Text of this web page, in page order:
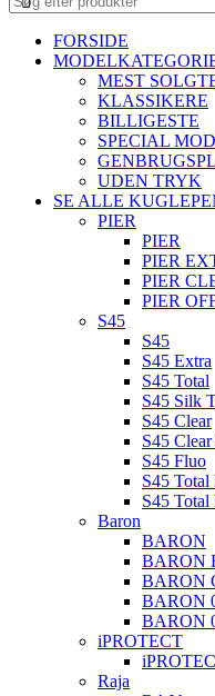
FORSIDE
MEST
KLASSIKERE
BILLIGESTE
SPECIAL
UDEN TRYK
SE ALLE
PIER
PIER
PIER
PIER
PIER
S45
S45
S45 Extra
S45 Total
S45 Silk
S45 Clear
S45
S45 Fluo
S45 Total
S45
Baron
BARON
BARON
BARON
BARON
BARON
iPROTECT
Raja